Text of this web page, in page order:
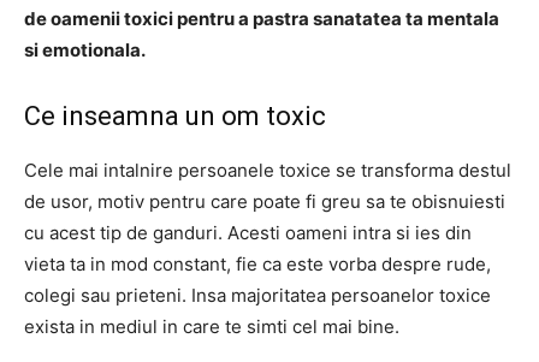
de oamenii toxici pentru a pastra sanatatea ta mentala
si emotionala.
Ce inseamna un om toxic
Cele mai intalnire persoanele toxice se transforma destul
de usor, motiv pentru care poate fi greu sa te obisnuiesti
cu acest tip de ganduri. Acesti oameni intra si ies din
vieta ta in mod constant, fie ca este vorba despre rude,
colegi sau prieteni. Insa majoritatea persoanelor toxice
exista in mediul in care te simti cel mai bine.